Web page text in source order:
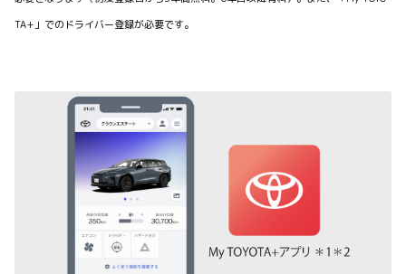
TA+」でのドライバー登録が必要です。